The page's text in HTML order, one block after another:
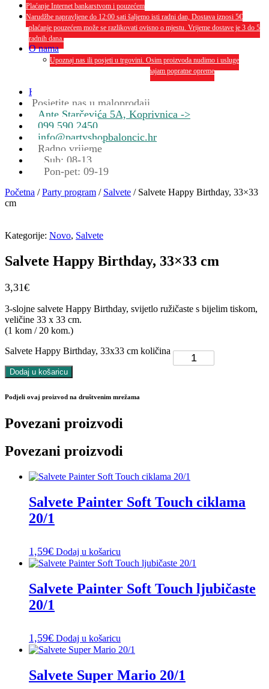
Plaćanje Internet bankarstvom i pouzećem
Narudžbe napravljene do 12:00 sati šaljemo isti radni dan, Dostava iznosi 5€
plaćanje pouzećem može se razlikovati ovisno o mjestu. Vrijeme dostave je 3 do 5
radnih dana.
O nama
Upoznaj nas ili posjeti u trgovini. Osim proizvoda nudimo i usluge
dekoriranja interijera i eksterija te najam popratne opreme
Kontakt
Posjetite nas u maloprodaji
Ante Starčevića 5A, Koprivnica ->
099 590 2450
info@partyshopbaloncic.hr
Radno vrijeme
Sub: 08-13
Pon-pet: 09-19
Početna /Party program / Salvete / Salvete Happy Birthday, 33×33
cm
Kategorije: Novo, Salvete
Salvete Happy Birthday, 33×33 cm
3,31€
3-slojne salvete Happy Birthday, svijetlo ružičaste s bijelim tiskom,
veličine 33 x 33 cm.
(1 kom / 20 kom.)
Salvete Happy Birthday, 33x33 cm količina
Dodaj u košaricu
Podjeli ovaj proizvod na društvenim mrežama
Povezani proizvodi
Povezani proizvodi
Salvete Painter Soft Touch ciklama
20/1
1,59€ Dodaj u košaricu
Salvete Painter Soft Touch ljubičaste
20/1
1,59€ Dodaj u košaricu
Salvete Super Mario 20/1